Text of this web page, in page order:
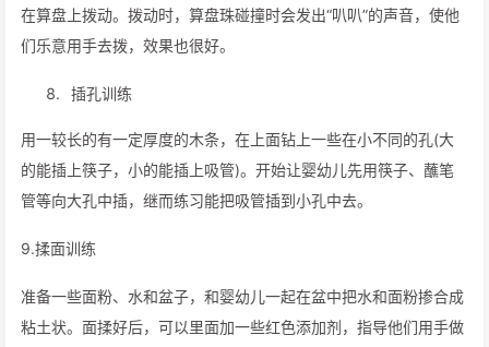
在算盘上拨动。拨动时，算盘珠碰撞时会发出“叭叭”的声音，使他
们乐意用手去拨，效果也很好。
插孔训练
用一较长的有一定厚度的木条，在上面钻上一些在小不同的孔(大
的能插上筷子，小的能插上吸管)。开始让婴幼儿先用筷子、蘸笔
管等向大孔中插，继而练习能把吸管插到小孔中去。
9.揉面训练
准备一些面粉、水和盆子，和婴幼儿一起在盆中把水和面粉掺合成
粘土状。面揉好后，可以里面加一些红色添加剂，指导他们用手做